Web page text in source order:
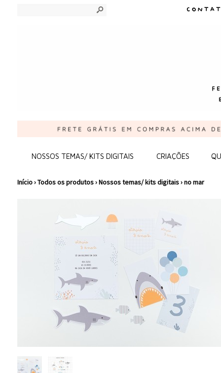
s
NOSSOS TEMAS/ KITS DIGITAIS CRIAÇÕES
Início›Todos os produtos›Nossos temas/ kits digitais›no mar